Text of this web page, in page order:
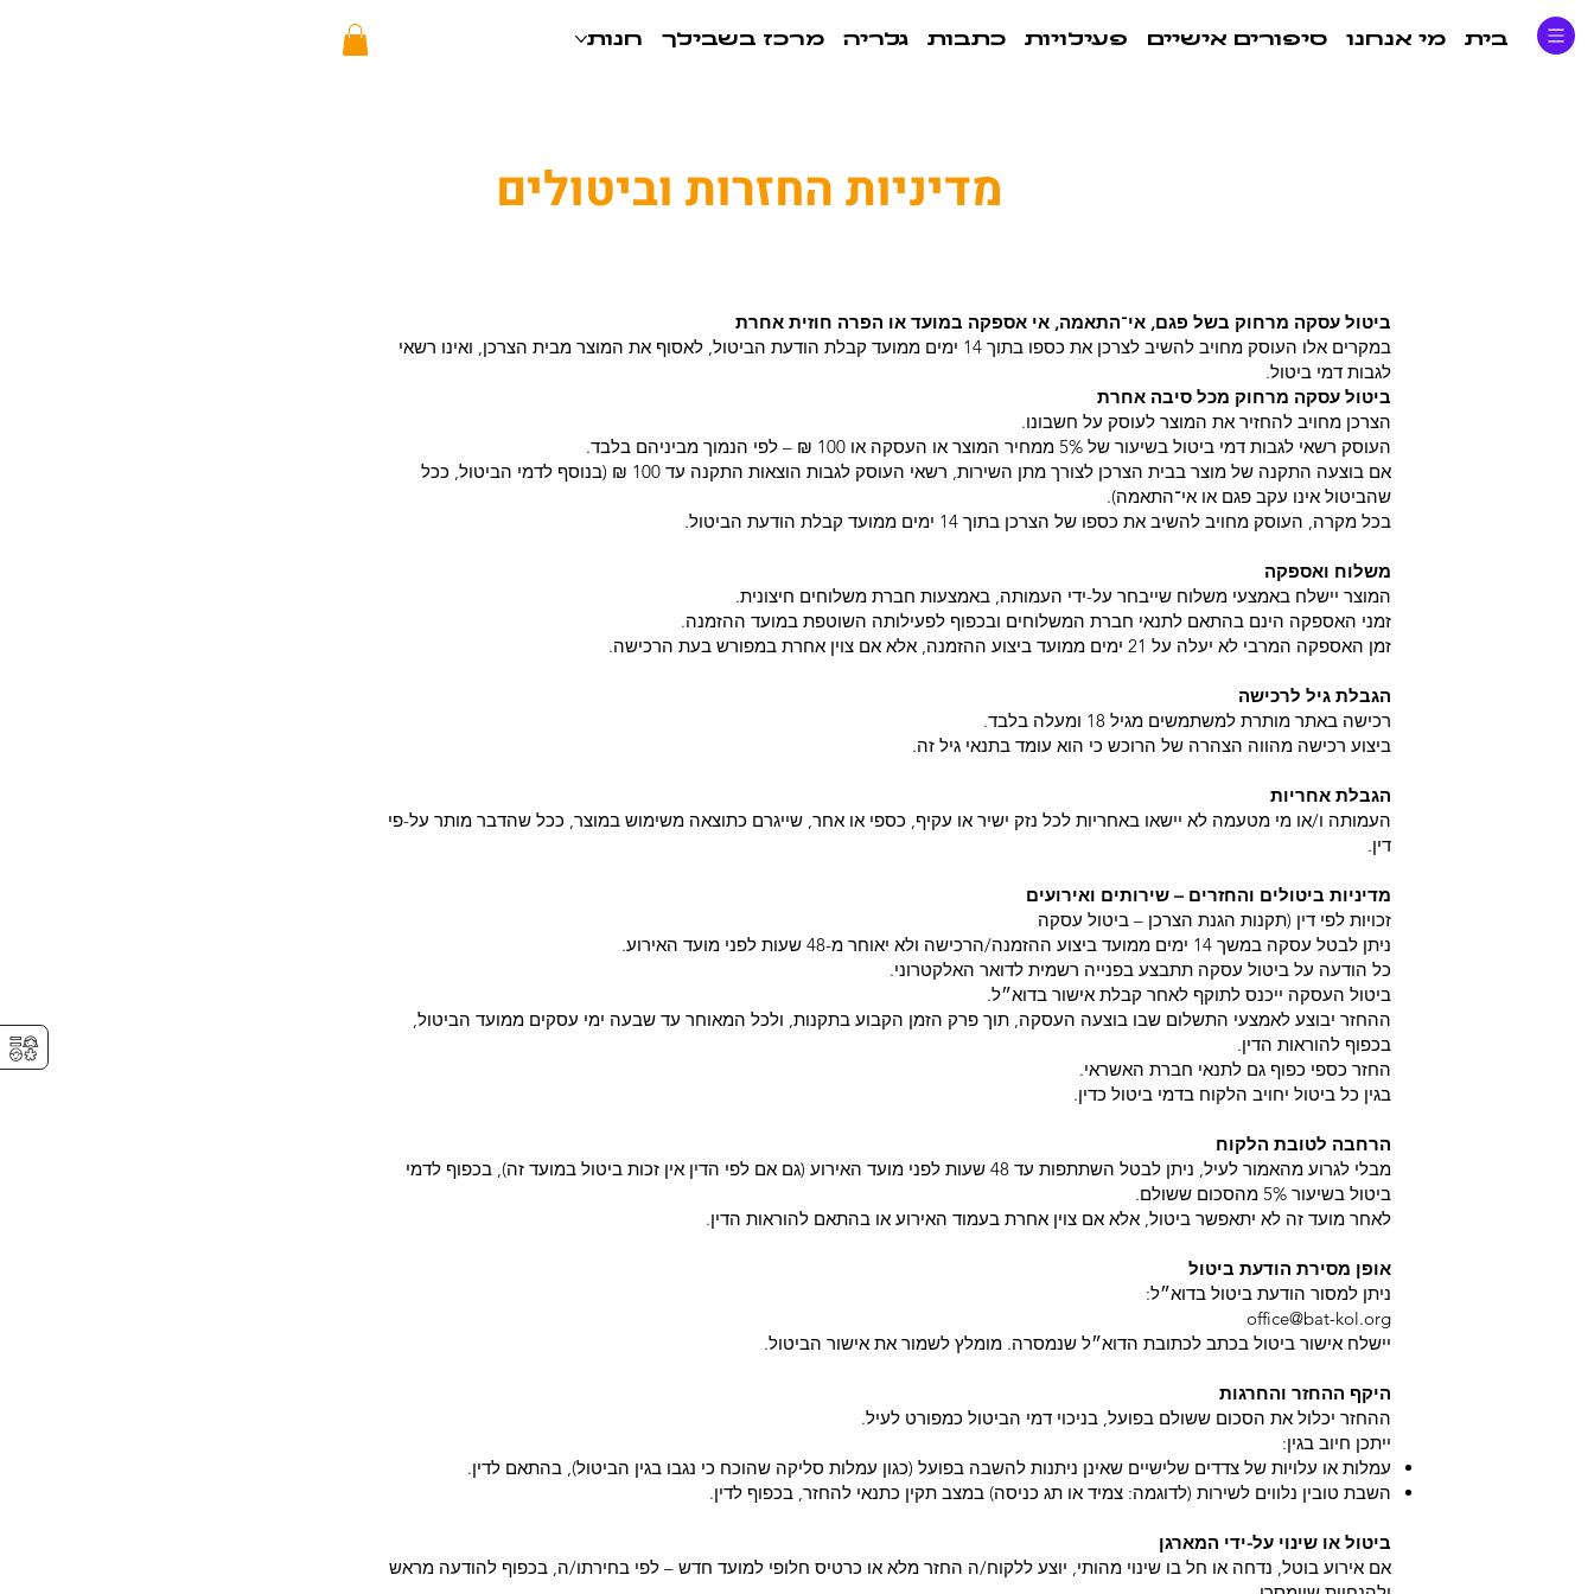
בית מי אנחנו סיפורים אישיים פעילויות כתבות גלריה מרכז בשבילך חנות
מדיניות החזרות וביטולים
ביטול עסקה מרחוק בשל פגם, אי־התאמה, אי אספקה במועד או הפרה חוזית אחרת
במקרים אלו העוסק מחויב להשיב לצרכן את כספו בתוך 14 ימים ממועד קבלת הודעת הביטול, לאסוף את המוצר מבית הצרכן, ואינו רשאי
לגבות דמי ביטול.
ביטול עסקה מרחוק מכל סיבה אחרת
הצרכן מחויב להחזיר את המוצר לעוסק על חשבונו.
העוסק רשאי לגבות דמי ביטול בשיעור של ‎5%‎ ממחיר המוצר או העסקה או ‎100‎ ₪ – לפי הנמוך מביניהם בלבד.
אם בוצעה התקנה של מוצר בבית הצרכן לצורך מתן השירות, רשאי העוסק לגבות הוצאות התקנה עד ‎100‎ ₪ (בנוסף לדמי הביטול, ככל
שהביטול אינו עקב פגם או אי־התאמה).
בכל מקרה, העוסק מחויב להשיב את כספו של הצרכן בתוך 14 ימים ממועד קבלת הודעת הביטול.
משלוח ואספקה
המוצר יישלח באמצעי משלוח שייבחר על-ידי העמותה, באמצעות חברת משלוחים חיצונית.
זמני האספקה הינם בהתאם לתנאי חברת המשלוחים ובכפוף לפעילותה השוטפת במועד ההזמנה.
זמן האספקה המרבי לא יעלה על 21 ימים ממועד ביצוע ההזמנה, אלא אם צוין אחרת במפורש בעת הרכישה.
הגבלת גיל לרכישה
רכישה באתר מותרת למשתמשים מגיל ‎18‎ ומעלה בלבד.
ביצוע רכישה מהווה הצהרה של הרוכש כי הוא עומד בתנאי גיל זה.
הגבלת אחריות
העמותה ו/או מי מטעמה לא יישאו באחריות לכל נזק ישיר או עקיף, כספי או אחר, שייגרם כתוצאה משימוש במוצר, ככל שהדבר מותר על-פי
דין.
מדיניות ביטולים והחזרים – שירותים ואירועים
זכויות לפי דין (תקנות הגנת הצרכן – ביטול עסקה
ניתן לבטל עסקה במשך 14 ימים ממועד ביצוע ההזמנה/הרכישה ולא יאוחר מ-48 שעות לפני מועד האירוע.
כל הודעה על ביטול עסקה תתבצע בפנייה רשמית לדואר האלקטרוני.
ביטול העסקה ייכנס לתוקף לאחר קבלת אישור בדוא״ל.
ההחזר יבוצע לאמצעי התשלום שבו בוצעה העסקה, תוך פרק הזמן הקבוע בתקנות, ולכל המאוחר עד שבעה ימי עסקים ממועד הביטול,
בכפוף להוראות הדין.
החזר כספי כפוף גם לתנאי חברת האשראי.
בגין כל ביטול יחויב הלקוח בדמי ביטול כדין.
הרחבה לטובת הלקוח
מבלי לגרוע מהאמור לעיל, ניתן לבטל השתתפות עד 48 שעות לפני מועד האירוע (גם אם לפי הדין אין זכות ביטול במועד זה), בכפוף לדמי
ביטול בשיעור ‎5%‎ מהסכום ששולם.
לאחר מועד זה לא יתאפשר ביטול, אלא אם צוין אחרת בעמוד האירוע או בהתאם להוראות הדין.
אופן מסירת הודעת ביטול
ניתן למסור הודעת ביטול בדוא״ל:
office@bat-kol.org
יישלח אישור ביטול בכתב לכתובת הדוא״ל שנמסרה. מומלץ לשמור את אישור הביטול.
היקף ההחזר והחרגות
ההחזר יכלול את הסכום ששולם בפועל, בניכוי דמי הביטול כמפורט לעיל.
ייתכן חיוב בגין:
עמלות או עלויות של צדדים שלישיים שאינן ניתנות להשבה בפועל (כגון עמלות סליקה שהוכח כי נגבו בגין הביטול), בהתאם לדין.
השבת טובין נלווים לשירות (לדוגמה: צמיד או תג כניסה) במצב תקין כתנאי להחזר, בכפוף לדין.
ביטול או שינוי על-ידי המארגן
אם אירוע בוטל, נדחה או חל בו שינוי מהותי, יוצע ללקוח/ה החזר מלא או כרטיס חלופי למועד חדש – לפי בחירתו/ה, בכפוף להודעה מראש
⚥︎